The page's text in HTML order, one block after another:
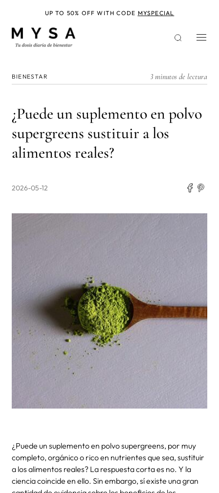
BIENESTAR 3 minutos de lectura
¿Puede un suplemento en polvo
supergreens sustituir a los
alimentos reales?
2026-05-12
¿Puede un suplemento en polvo supergreens, por muy
completo, orgánico o rico en nutrientes que sea, sustituir
a los alimentos reales? La respuesta corta es no. Y la
ciencia coincide en ello. Sin embargo, sí existe una gran
UP TO 50% OFF WITH CODE MYSPECIAL